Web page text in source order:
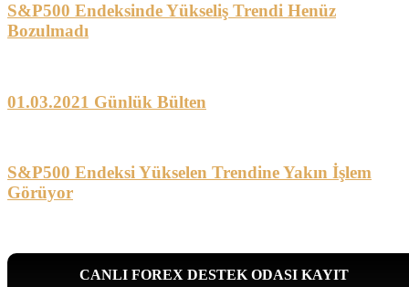
S&P500 Endeksinde Yükseliş Trendi Henüz
Bozulmadı
01.03.2021 Günlük Bülten
S&P500 Endeksi Yükselen Trendine Yakın İşlem
Görüyor
CANLI FOREX DESTEK ODASI KAYIT